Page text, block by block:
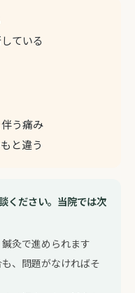
ている
う痛み
と違う
ください。当院では次
灸で進められます
、問題がなければそ